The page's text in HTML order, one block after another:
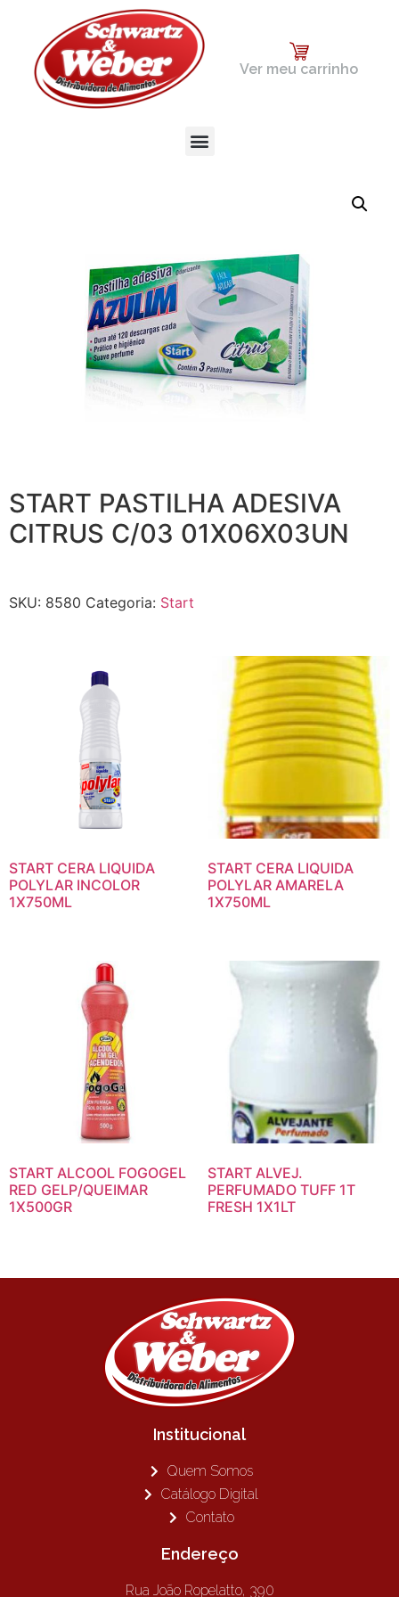
Ver meu carrinho
START PASTILHA ADESIVA
CITRUS C/03 01X06X03UN
SKU: 8580 Categoria: Start
START CERA LIQUIDA
POLYLAR INCOLOR
1X750ML
START CERA LIQUIDA
POLYLAR AMARELA
1X750ML
START ALCOOL FOGOGEL
RED GELP/QUEIMAR
1X500GR
START ALVEJ.
PERFUMADO TUFF 1T
FRESH 1X1LT
Institucional
Quem Somos
Catálogo Digital
Contato
Endereço
Rua João Ropelatto, 390